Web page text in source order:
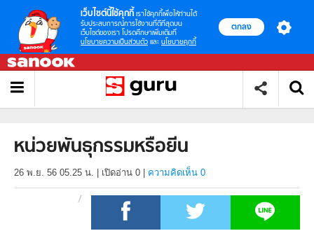
เว็บไซต์นี้ใช้คุกกี้ เราใช้คุกกี้เพื่อให้ท่านได้
รับประสบการณ์การใช้งานที่ดีที่สุดบน
เว็บไซต์ของเรา โปรดศึกษาเพิ่มเติมที่
นโยบายความเป็นส่วนตัว และ นโยบายคุกกี้
ตกลง
หน่วยพันธุกรรมหรือยีน
26 พ.ย. 56 05.25 น. เปิดอ่าน 0 ความคิดเห็น 0